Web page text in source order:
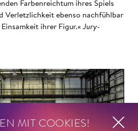
Farbenreichtum ihres Spiels
Verletzlichkeit ebenso nachfühlbar
ihrer Figur.« Jury-
MIT COOKIES!